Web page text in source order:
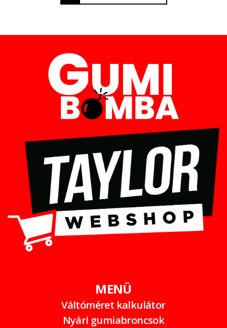
MENÜ
Váltóméret kalkulátor
Nyári gumiabroncsok